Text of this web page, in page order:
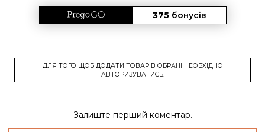
375 бонусів
ДЛЯ ТОГО ЩОБ ДОДАТИ ТОВАР В ОБРАНІ НЕОБХІДНО
АВТОРИЗУВАТИСЬ.
Залиште перший коментар.